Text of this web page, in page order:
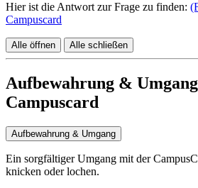
Hier ist die Antwort zur Frage zu finden:
Campuscard
Alle öffnen Alle schließen
Aufbewahrung &
Campuscard
Aufbewahrung & Umgang
Ein sorgfältiger Umgang mit der
knicken oder lochen.